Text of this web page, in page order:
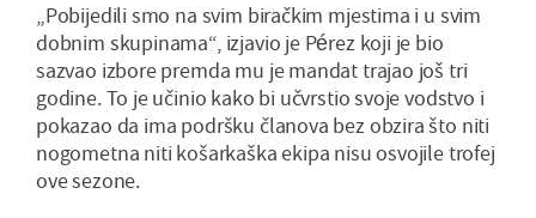
„Pobijedili smo na svim biračkim mjestima i u svim
dobnim skupinama“, izjavio je Pérez koji je bio
sazvao izbore premda mu je mandat trajao još tri
godine. To je učinio kako bi učvrstio svoje vodstvo i
pokazao da ima podršku članova bez obzira što niti
nogometna niti košarkaška ekipa nisu osvojile trofej
ove sezone.